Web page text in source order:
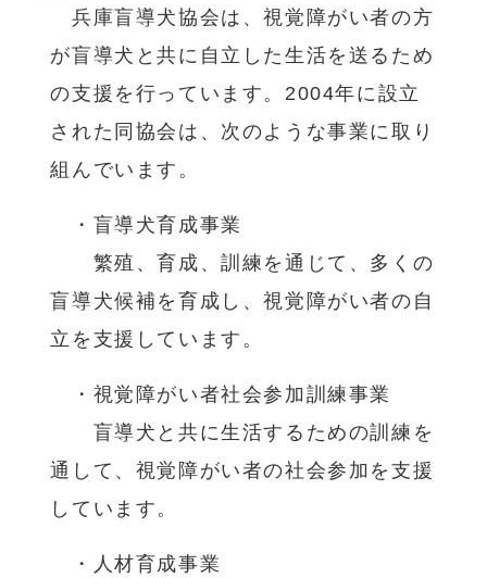
兵庫盲導犬協会は、視覚障がい者の方
が盲導犬と共に自立した生活を送るため
の支援を行っています。2004年に設立
された同協会は、次のような事業に取り
組んでいます。
・盲導犬育成事業
繁殖、育成、訓練を通じて、多くの
盲導犬候補を育成し、視覚障がい者の自
立を支援しています。
・視覚障がい者社会参加訓練事業
盲導犬と共に生活するための訓練を
通して、視覚障がい者の社会参加を支援
しています。
・人材育成事業